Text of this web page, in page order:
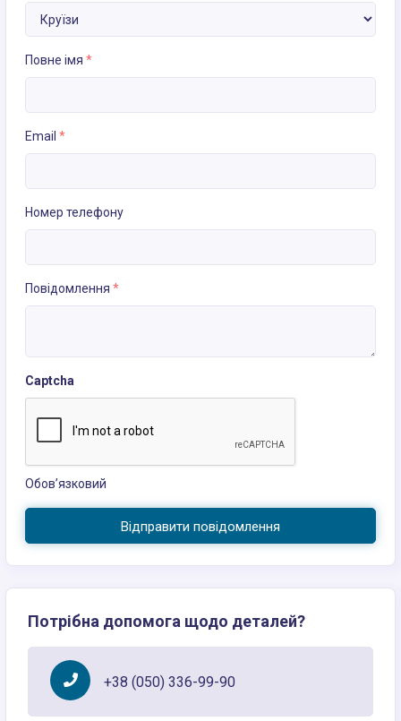
Повне імя *
Email *
Номер телефону
Повідомлення *
Captcha
Обов’язковий
Відправити повідомлення
Потрібна допомога щодо деталей?
+38 (050) 336-99-90